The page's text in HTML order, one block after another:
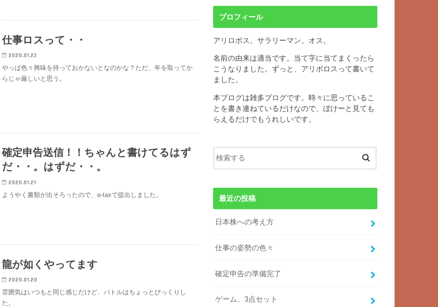
仕事ロスって・・
2020.01.23
やっぱ色々興味を持っておかないとなのかな？ただ、年を取ってか
らじゃ厳しいと思う。
確定申告送信！！ちゃんと書けてるはず
だ・・。はずだ・・。
2020.01.21
ようやく書類が出そろったので、e-taxで提出しました。
龍が如くやってます
2020.01.20
雰囲気はいつもと同じ感じだけど、バトルはちょっとびっくりし
た。
プロフィール
アリロボス。サラリーマン。オス。
名前の由来は適当です。当て字に当てまくったら
こうなりました。ずっと、アリボロスって書いて
ました。
本ブログは雑多ブログです。時々に思っているこ
とを書き連ねているだけなので、ぼけーと見ても
らえるだけでもうれしいです。
最近の投稿
日本株への考え方
仕事の姿勢の色々
確定申告の準備完了
ゲーム、3点セット